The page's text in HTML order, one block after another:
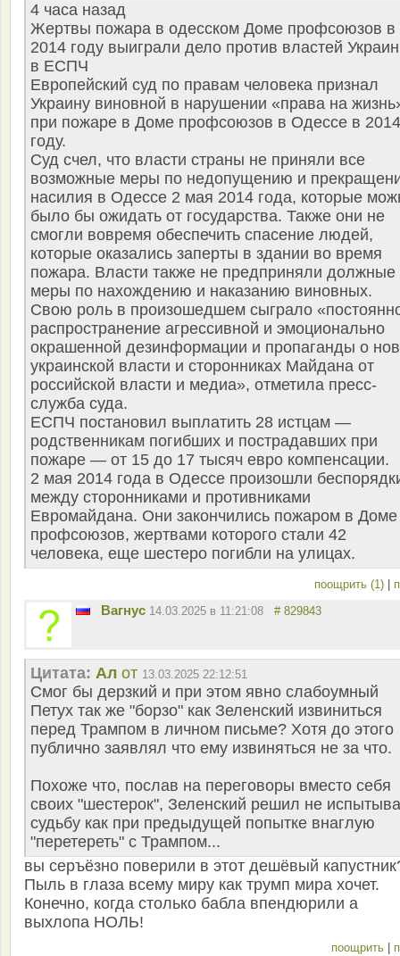
4 часа назад
Жертвы пожара в одесском Доме профсоюзов в
2014 году выиграли дело против властей
в ЕСПЧ
Европейский суд по правам человека признал
Украину виновной в нарушении «права на
при пожаре в Доме профсоюзов в Одессе в 2014
году.
Суд счел, что власти страны не приняли все
возможные меры по недопущению и
насилия в Одессе 2 мая 2014 года, которые
было бы ожидать от государства. Также они не
смогли вовремя обеспечить спасение людей,
которые оказались заперты в здании во время
пожара. Власти также не предприняли должные
меры по нахождению и наказанию виновных.
Свою роль в произошедшем сыграло
распространение агрессивной и эмоционально
окрашенной дезинформации и пропаганды о
украинской власти и сторонниках Майдана от
российской власти и медиа», отметила пресс-
служба суда.
ЕСПЧ постановил выплатить 28 истцам —
родственникам погибших и пострадавших при
пожаре — от 15 до 17 тысяч евро компенсации.
2 мая 2014 года в Одессе произошли
между сторонниками и противниками
Евромайдана. Они закончились пожаром в Доме
профсоюзов, жертвами которого стали 42
человека, еще шестеро погибли на улицах.
поощрить (1)
Вагнус 14.03.2025 в 11:21:08 # 829843
Цитата: Ал от 13.03.2025 22:12:51
Смог бы дерзкий и при этом явно слабоумный
Петух так же "борзо" как Зеленский извиниться
перед Трампом в личном письме? Хотя до этого
публично заявлял что ему извиняться не за что.
Похоже что, послав на переговоры вместо себя
своих "шестерок", Зеленский решил не
судьбу как при предыдущей попытке внаглую
"перетереть" с Трампом...
вы серъёзно поверили в этот дешёвый
Пыль в глаза всему миру как трумп мира хочет.
Конечно, когда столько бабла впендюрили а
выхлопа НОЛЬ!
поощрить